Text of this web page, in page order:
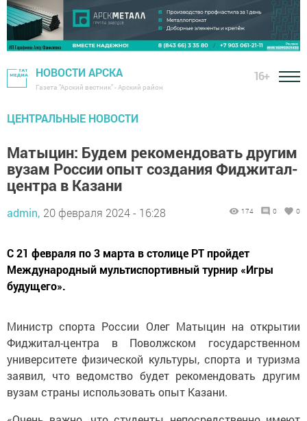
НОВОСТИ АРСКА
Газета "Арский вестник" - Арский район
16+
ЦЕНТРАЛЬНЫЕ НОВОСТИ
Матыцин: Будем рекомендовать другим
вузам России опыт создания Фиджитал-
центра в Казани
admin, 20 февраля 2024 - 16:28 174 0 0
С 21 февраля по 3 марта в столице РТ пройдет
Международный мультиспортивный турнир «Игры
будущего».
Министр спорта России Олег Матыцин на открытии
Фиджитал-центра в Поволжском государственном
университете физической культуры, спорта и туризма
заявил, что ведомство будет рекомендовать другим
вузам страны использовать опыт Казани.